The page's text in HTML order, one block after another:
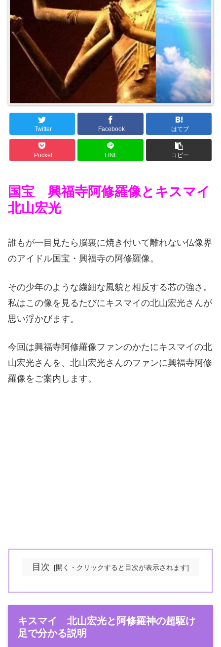
Twitter Facebook はてブ
Pocket LINE コピー
国宝 興福寺阿修羅像とキスマイ
北山宏光
誰もが一目見たら脳裏に焼き付いて離れない仏像界
のアイドル国宝・興福寺の阿修羅像。
その少年のような繊細な風貌と相反する芯の強さ。
私はこの像を見るたびにキスマイの北山宏光さんが
思い浮かびます。
今回は興福寺阿修羅像ファンのかたにキスマイの北
山宏光さんを、北山宏光さんのファンに興福寺阿修
羅像をご案内します。
目次
キスマイ 北山宏光と阿修羅神の超駆け
足で分かる説明